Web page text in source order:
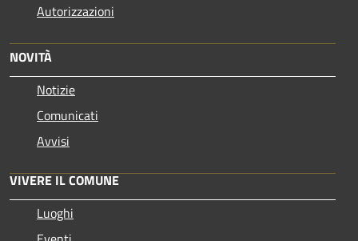
Autorizzazioni
NOVITÀ
Notizie
Comunicati
Avvisi
VIVERE IL COMUNE
Luoghi